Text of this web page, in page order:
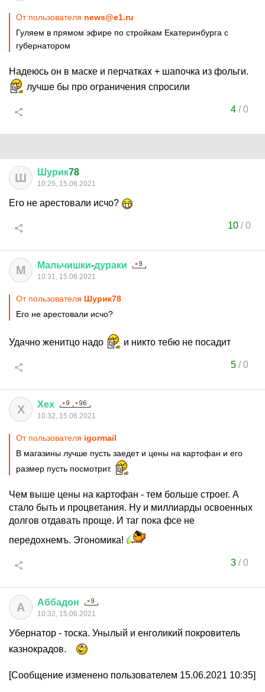
От пользователя news@e1.ru
Гуляем в прямом эфире по стройкам Екатеринбурга с
губернатором
Надеюсь он в маске и перчатках + шапочка из фольги.
лучше бы про ограничения спросили
4/0
Ш Шурик78
10:25, 15.06.2021
Его не арестовали исчо?
10 /0
М Мальчишки-дураки
10:31, 15.06.2021
От пользователя Шурик78
Его не арестовали исчо?
Удачно женитцо надо и никто тебю не посадит
5/0
Х Хех
10:32, 15.06.2021
От пользователя igormail
В магазины лучше пусть заедет и цены на картофан и его
размер пусть посмотрит.
Чем выше цены на картофан - тем больше строег. А
стало быть и процветания. Ну и миллиарды освоенных
долгов отдавать проще. И таг пока фсе не
передохнемъ. Эгономика!
3/0
А Аббадон
10:32, 15.06.2021
Убернатор - тоска. Унылый и енголикий покровитель
казнокрадов.
[Сообщение изменено пользователем 15.06.2021 10:35]